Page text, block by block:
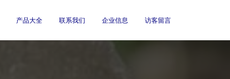
产品大全 联系我们 企业信息 访客留言